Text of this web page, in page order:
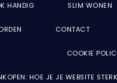
HANDIG SLIM WONEN
CONTACT
COOKIE
HOE JE JE WEBSITE